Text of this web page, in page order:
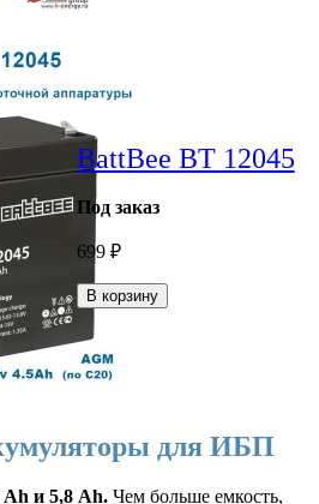
BattBee BT 12045
Под заказ
699 ₽
В корзину
для ИБП
Ah и 5,8 Ah. Чем больше емкость,